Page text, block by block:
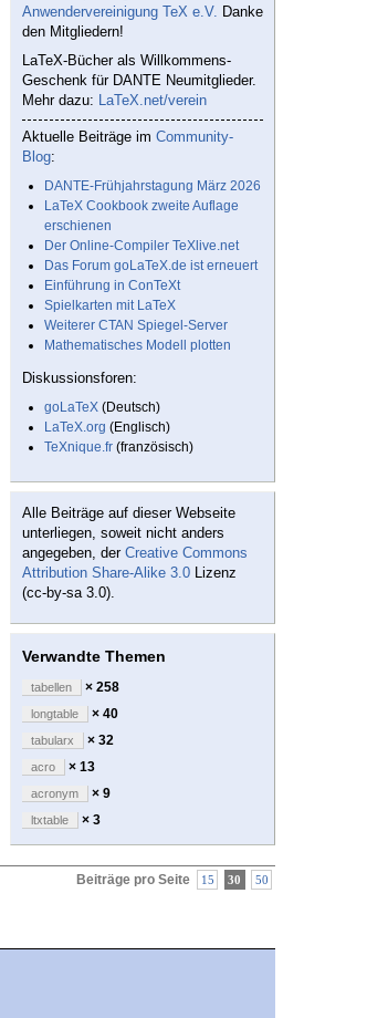
Anwendervereinigung TeX e.V. Danke
den Mitgliedern!
LaTeX-Bücher als Willkommens-
Geschenk für DANTE Neumitglieder.
Mehr dazu: LaTeX.net/verein
Aktuelle Beiträge im Community-
Blog:
DANTE-Frühjahrstagung März 2026
LaTeX Cookbook zweite Auflage
erschienen
Der Online-Compiler TeXlive.net
Das Forum goLaTeX.de ist erneuert
Einführung in ConTeXt
Spielkarten mit LaTeX
Weiterer CTAN Spiegel-Server
Mathematisches Modell plotten
Diskussionsforen:
goLaTeX (Deutsch)
LaTeX.org (Englisch)
TeXnique.fr (französisch)
Alle Beiträge auf dieser Webseite
unterliegen, soweit nicht anders
angegeben, der Creative Commons
Attribution Share-Alike 3.0 Lizenz
(cc-by-sa 3.0).
Verwandte Themen
tabellen × 258
longtable × 40
tabularx × 32
acro × 13
acronym × 9
ltxtable × 3
Beiträge pro Seite 15 30 50